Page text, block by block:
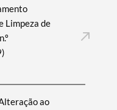
Limpeza de
ao